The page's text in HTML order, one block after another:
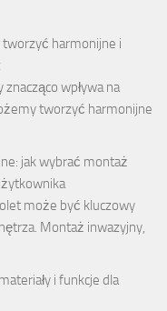
tworzyć harmonijne i
wpływa na
tworzyć harmonijne
jak wybrać montaż
może być kluczowy
Montaż inwazyjny,
i funkcje dla